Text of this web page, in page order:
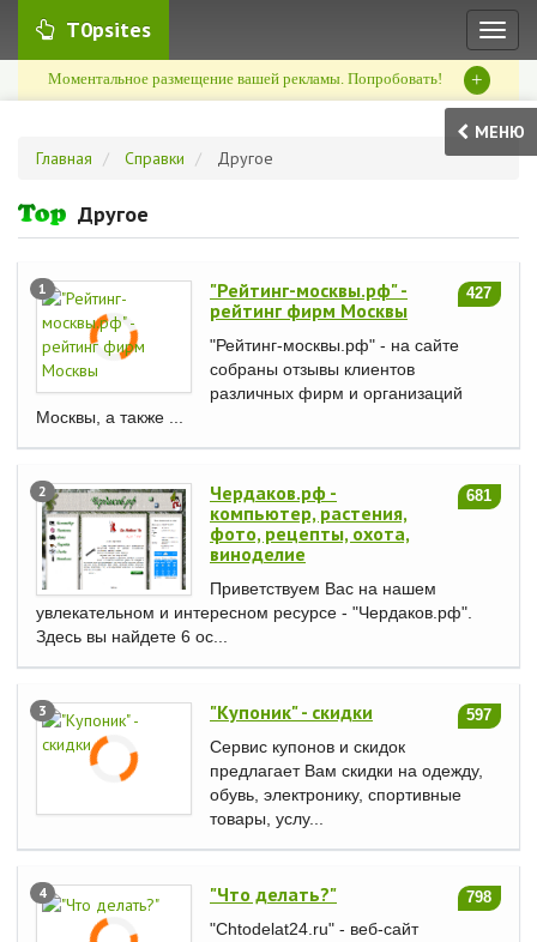
T0psites
Моментальное размещение вашей рекламы. Попробовать! +
МЕНЮ
Главная
Справки Другое
Другое
1 427
"Рейтинг-москвы.рф" -
рейтинг фирм Москвы
"Рейтинг-москвы.рф" - на сайте
собраны отзывы клиентов
различных фирм и организаций
Москвы, а также ...
2 681
Чердаков.рф -
компьютер, растения,
фото, рецепты, охота,
виноделие
Приветствуем Вас на нашем
увлекательном и интересном ресурсе - "Чердаков.рф".
Здесь вы найдете 6 ос...
3 597
"Купоник" - скидки
Сервис купонов и скидок
предлагает Вам скидки на одежду,
обувь, электронику, спортивные
товары, услу...
4 798
"Что делать?"
"Chtodelat24.ru" - веб-сайт